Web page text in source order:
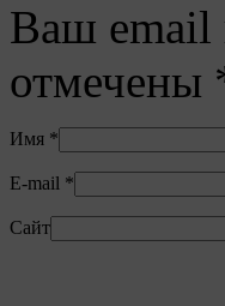
Ваш email
отмечены
Имя *
E-mail *
Сайт